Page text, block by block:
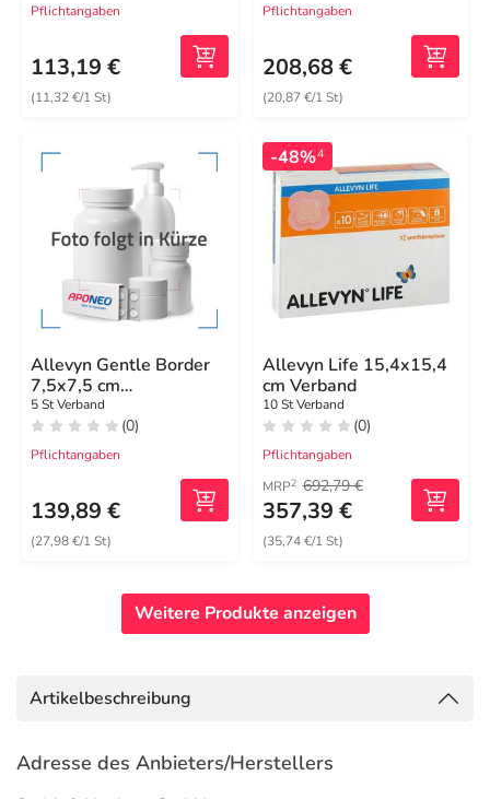
Pflichtangaben
113,19 €
(11,32 €/1 St)
Pflichtangaben
208,68 €
(20,87 €/1 St)
Allevyn Gentle Border
7,5x7,5 cm
Schaumverband
5 St Verband
(0)
Pflichtangaben
139,89 €
(27,98 €/1 St)
-48%4
Allevyn Life 15,4x15,4
cm Verband
10 St Verband
(0)
Pflichtangaben
MRP2 692,79 €
357,39 €
(35,74 €/1 St)
Weitere Produkte anzeigen
Artikelbeschreibung
Adresse des Anbieters/Herstellers